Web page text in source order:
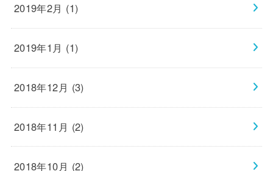
2019年2月 (1)
2019年1月 (1)
2018年12月 (3)
2018年11月 (2)
2018年10月 (2)